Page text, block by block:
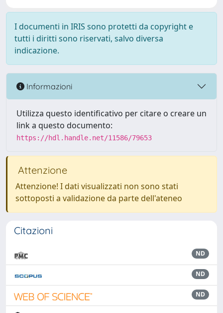
I documenti in IRIS sono protetti da copyright e
tutti i diritti sono riservati, salvo diversa
indicazione.
Informazioni
Utilizza questo identificativo per citare o creare un
link a questo documento:
https://hdl.handle.net/11586/79653
Attenzione
Attenzione! I dati visualizzati non sono stati
sottoposti a validazione da parte dell'ateneo
Citazioni
ND
ND
ND